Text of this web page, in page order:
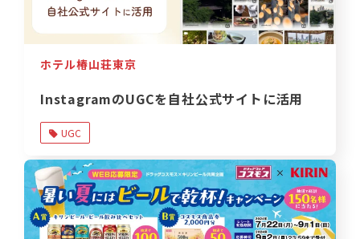
ホテル椿山荘東京
InstagramのUGCを自社公式サイトに活用
UGC